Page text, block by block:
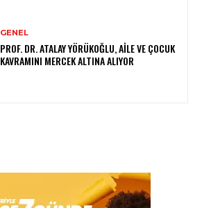
GENEL
PROF. DR. ATALAY YÖRÜKOĞLU, AILE VE ÇOCUK
KAVRAMINI MERCEK ALTINA ALIYOR